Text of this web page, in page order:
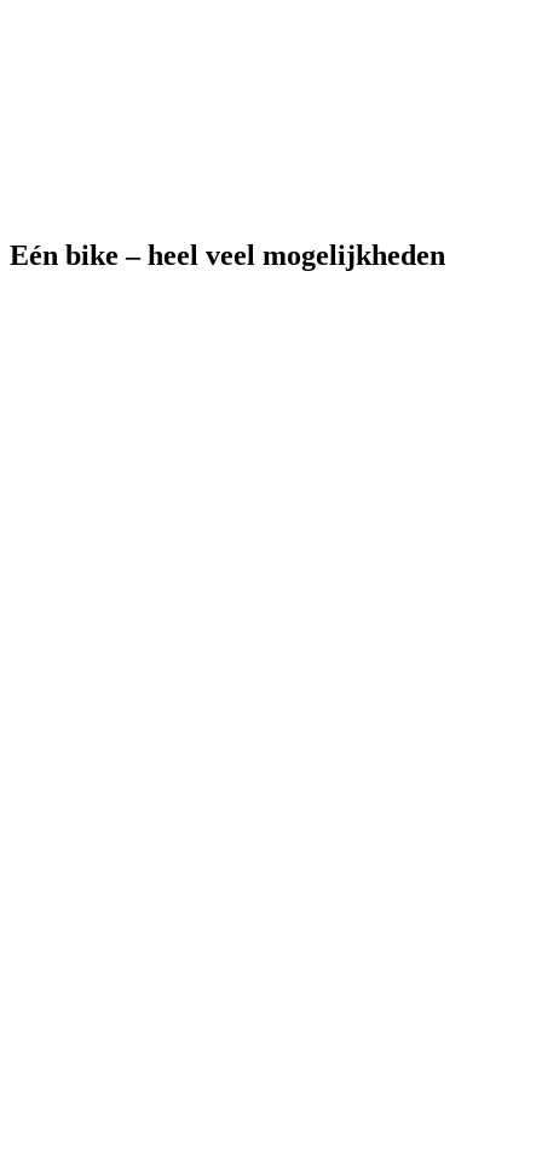
Eén bike – heel veel mogelijkheden